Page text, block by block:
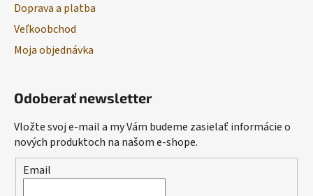
Doprava a platba
Veľkoobchod
Moja objednávka
Odoberať newsletter
Vložte svoj e-mail a my Vám budeme zasielať informácie o
nových produktoch na našom e-shope.
Email